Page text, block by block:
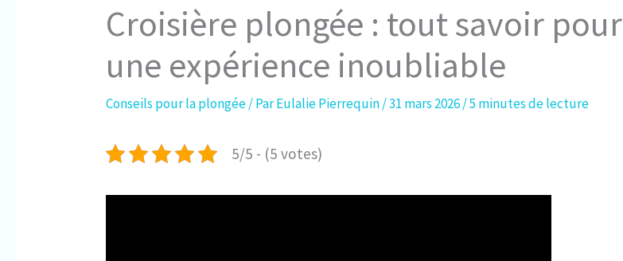
Croisière plongée : tout savoir pour
une expérience inoubliable
Conseils pour la plongée/ ParEulalie Pierrequin/31 mars 2026/5 minutes de lecture
5/5 - (5 votes)